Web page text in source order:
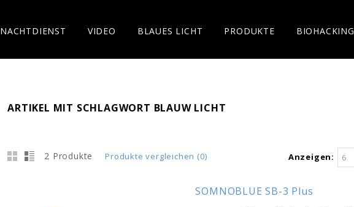
NACHTDIENST VIDEO BLAUES LICHT PRODUKTE BIOHACKING
ARTIKEL MIT SCHLAGWORT BLAUW LICHT
2 Produkte Produkte vergleichen (0) Anzeigen: 6
SOMNOBLUE SB-3 Plus